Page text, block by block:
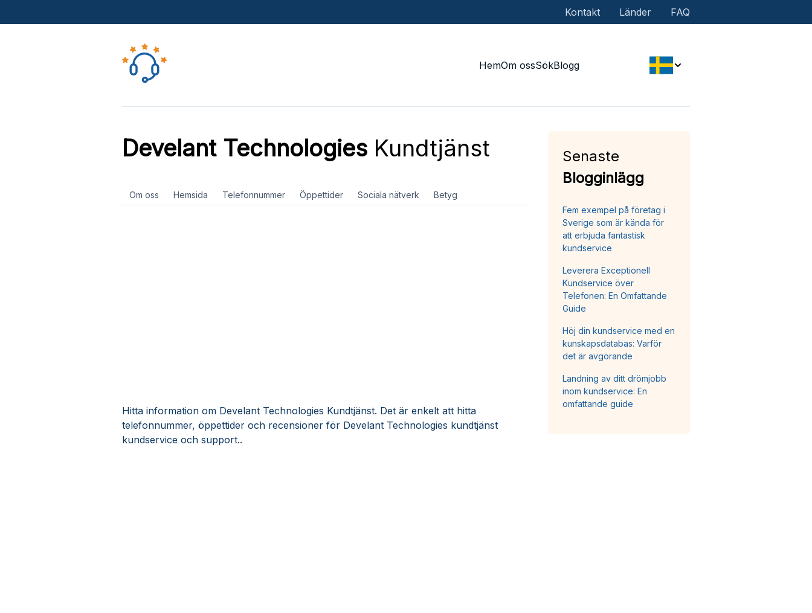
Kontakt Länder FAQ
HemOm ossSökBlogg
Develant TechnologiesKundtjänst
Om oss Hemsida Telefonnummer Öppettider Sociala nätverk Betyg
Hitta information om Develant Technologies Kundtjänst. Det är enkelt att hitta
telefonnummer, öppettider och recensioner för Develant Technologies kundtjänst
kundservice och support..
Senaste
Blogginlägg
Fem exempel på företag i
Sverige som är kända för
att erbjuda fantastisk
kundservice
Leverera Exceptionell
Kundservice över
Telefonen: En Omfattande
Guide
Höj din kundservice med en
kunskapsdatabas: Varför
det är avgörande
Landning av ditt drömjobb
inom kundservice: En
omfattande guide